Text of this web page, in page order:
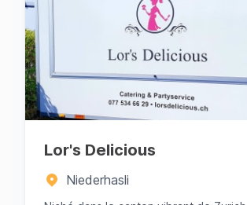
Lor's Delicious
Niederhasli